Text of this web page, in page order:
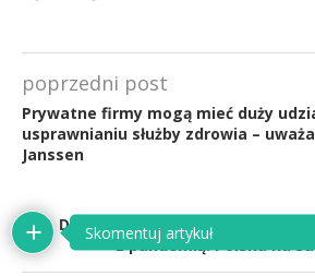
poprzedni post
Prywatne firmy mogą mieć duży
usprawnianiu służby zdrowia –
Janssen
Dobrze zorganizowane
z pandemią. Polska na
Skomentuj artykuł